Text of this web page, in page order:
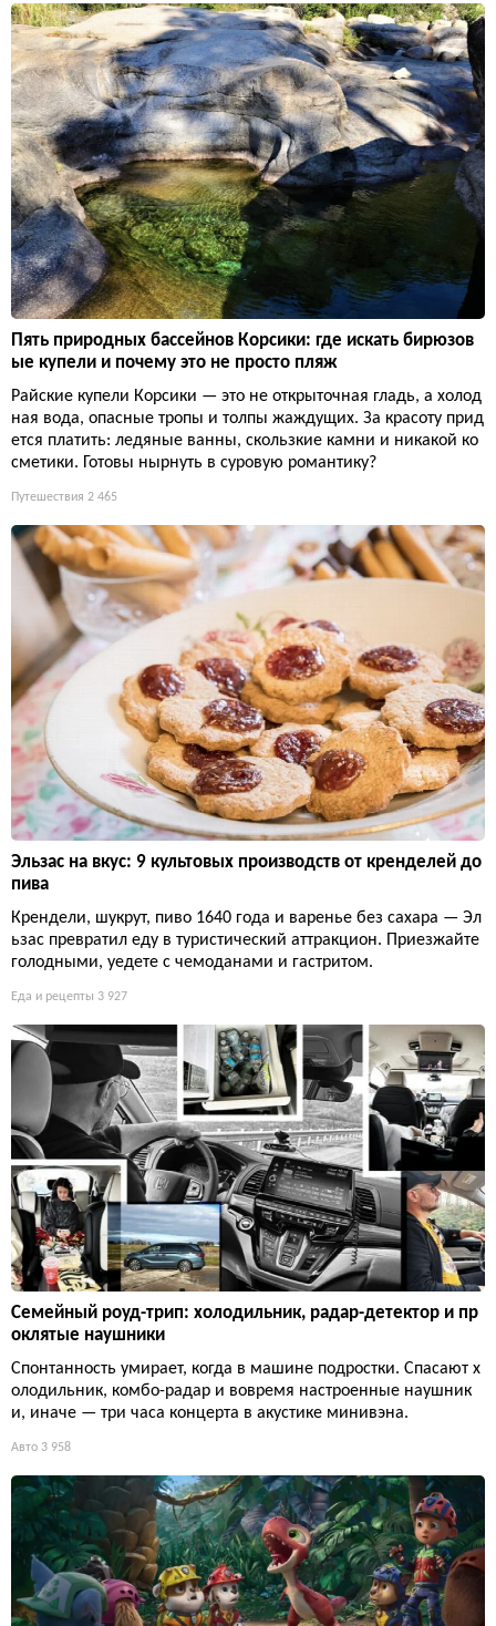
Пять природных бассейнов Корсики: где искать бирюзов
ые купели и почему это не просто пляж
Райские купели Корсики — это не открыточная гладь, а холод
ная вода, опасные тропы и толпы жаждущих. За красоту прид
ется платить: ледяные ванны, скользкие камни и никакой ко
сметики. Готовы нырнуть в суровую романтику?
Путешествия 2 465
Эльзас на вкус: 9 культовых производств от кренделей до
пива
Крендели, шукрут, пиво 1640 года и варенье без сахара — Эл
ьзас превратил еду в туристический аттракцион. Приезжайте
голодными, уедете с чемоданами и гастритом.
Еда и рецепты 3 927
Семейный роуд-трип: холодильник, радар-детектор и пр
оклятые наушники
Спонтанность умирает, когда в машине подростки. Спасают х
олодильник, комбо-радар и вовремя настроенные наушник
и, иначе — три часа концерта в акустике минивэна.
Авто 3 958